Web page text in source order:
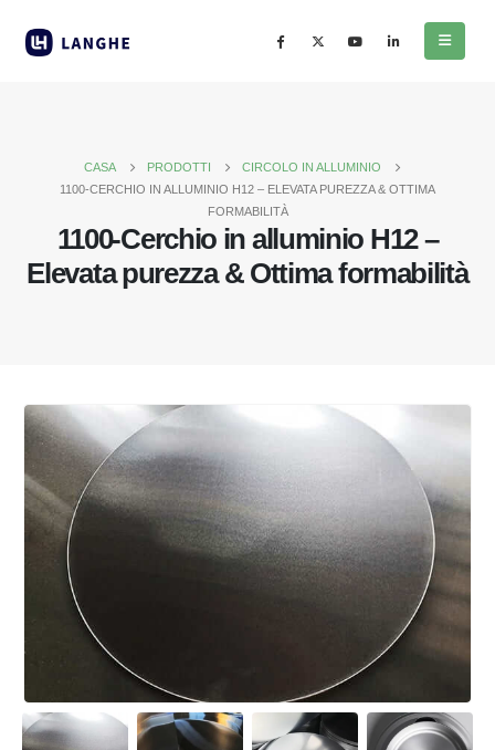
CASA PRODOTTI
CIRCOLO IN ALLUMINIO
1100-CERCHIO IN ALLUMINIO H12 – ELEVATA PUREZZA & OTTIMA
FORMABILITÀ
1100-Cerchio in alluminio H12 –
Elevata purezza & Ottima formabilità